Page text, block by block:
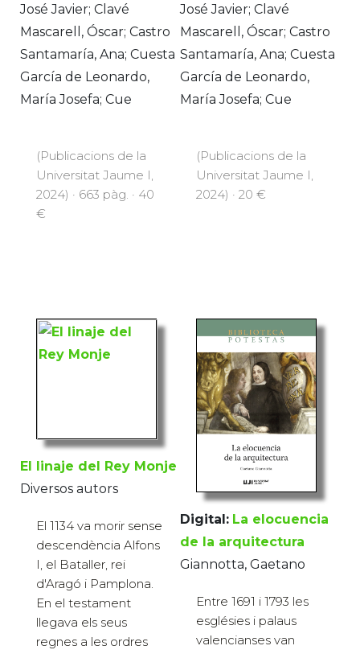
José Javier; Clavé
Mascarell, Óscar; Castro
Santamaría, Ana; Cuesta
García de Leonardo,
María Josefa; Cue
(Publicacions de la
Universitat Jaume I,
2024) · 663 pàg. · 40
€
José Javier; Clavé
Mascarell, Óscar; Castro
Santamaría, Ana; Cuesta
García de Leonardo,
María Josefa; Cue
(Publicacions de la
Universitat Jaume I,
2024) · 20 €
El linaje del Rey Monje
Diversos autors
El 1134 va morir sense
descendència Alfons
I, el Bataller, rei
d'Aragó i Pamplona.
En el testament
llegava els seus
regnes a les ordres
Digital: La elocuencia
de la arquitectura
Giannotta, Gaetano
Entre 1691 i 1793 les
esglésies i palaus
valencianses van